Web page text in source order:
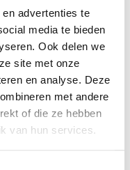
advertenties te
media te bieden
Ook delen we
site met onze
en analyse. Deze
met andere
of die ze hebben
van hun services.
even langs
voerden
van de zaal.
deze getipt